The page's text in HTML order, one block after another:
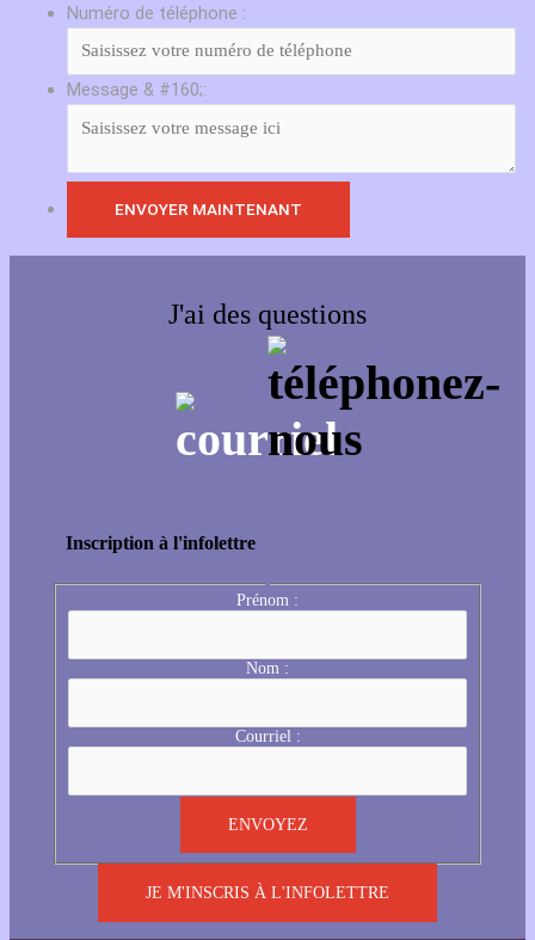
Numéro de téléphone :
Message & #160;:
J'ai des questions
Inscription à l'infolettre
Prénom :
Nom :
Courriel :
JE M'INSCRIS À L'INFOLETTRE